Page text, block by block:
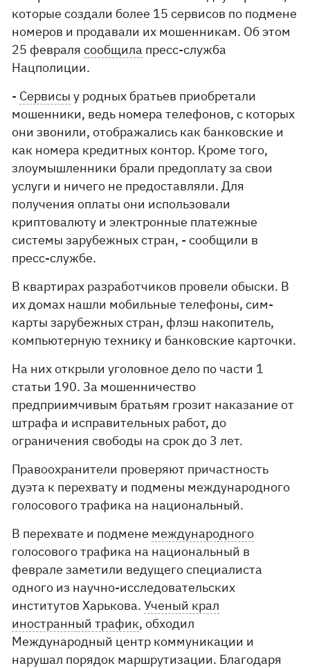
которые создали более 15 сервисов по подмене
номеров и продавали их мошенникам. Об этом
25 февралясообщила пресс-служба
Нацполиции.
- Сервисы у родных братьев приобретали
мошенники, ведь номера телефонов, с которых
они звонили, отображались как банковские и
как номера кредитных контор. Кроме того,
злоумышленники брали предоплату за свои
услуги и ничего не предоставляли. Для
получения оплаты они использовали
криптовалюту и электронные платежные
системы зарубежных стран, - сообщили в
пресс-службе.
В квартирах разработчиков провели обыски. В
их домах нашли мобильные телефоны, сим-
карты зарубежных стран, флэш накопитель,
компьютерную технику и банковские карточки.
На них открыли уголовное дело по части 1
статьи 190. За мошенничество
предприимчивым братьям грозит наказание от
штрафа и исправительных работ, до
ограничения свободы на срок до 3 лет.
Правоохранители проверяют причастность
дуэта к перехвату и подмены международного
голосового трафика на национальный.
В перехвате и подмене международного
голосового трафика на национальный в
феврале заметили ведущего специалиста
одного из научно-исследовательских
институтов Харькова.Ученый крал
иностранный трафик, обходил
Международный центр коммуникации и
нарушал порядок маршрутизации. Благодаря